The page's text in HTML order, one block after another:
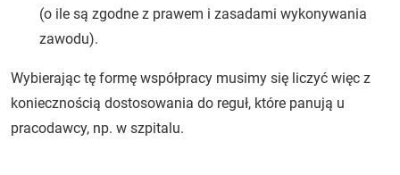
(o ile są zgodne z prawem i zasadami wykonywania
zawodu).
Wybierając tę formę współpracy musimy się liczyć więc z
koniecznością dostosowania do reguł, które panują u
pracodawcy, np. w szpitalu.